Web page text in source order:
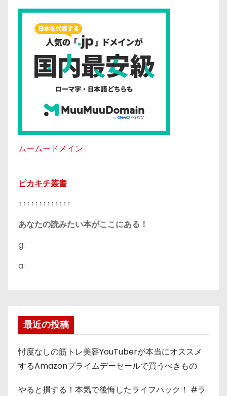
ムームードメイン
ピカキチ叢書
↑↑↑↑↑↑↑↑↑↑↑↑↑
あなたの読みたい本がここにある！
g:
a:
最近の投稿
忖度なしの筋トレ美容YouTuberが本当にオススメ
するAmazonプライムデーセールで買うべきもの
やると損する！本気で後悔したライフハック！ #ラ